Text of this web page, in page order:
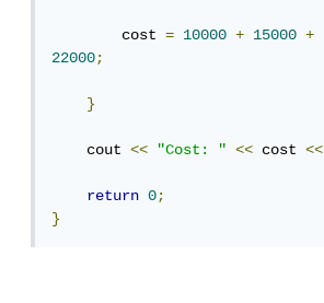
cost = 10000 + 15000 +
22000;
}
cout << "Cost: " << cost <<
return 0;
}